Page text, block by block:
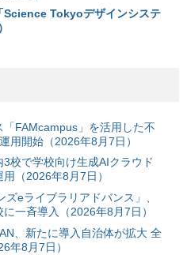
Science Tokyoデザインシステ
FAMcampus」を活用した不
用開始（2026年8月7日）
校で学校向け生成AIクラウド
（2026年8月7日）
eライブラリアドバンス」、
一斉導入（2026年8月7日）
、新たに導入自治体が拡大 全
年8月7日）